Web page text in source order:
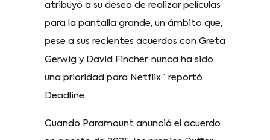
atribuyó a su deseo de realizar películas
para la pantalla grande, un ámbito que,
pese a sus recientes acuerdos con Greta
Gerwig y David Fincher, nunca ha sido
una prioridad para Netflix”, reportó
Deadline.
Cuando Paramount anunció el acuerdo